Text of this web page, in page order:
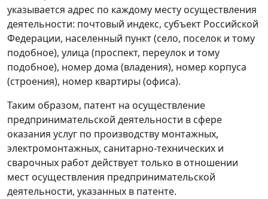
указывается адрес по каждому месту осуществления
деятельности: почтовый индекс, субъект Российской
Федерации, населенный пункт (село, поселок и тому
подобное), улица (проспект, переулок и тому
подобное), номер дома (владения), номер корпуса
(строения), номер квартиры (офиса).
Таким образом, патент на осуществление
предпринимательской деятельности в сфере
оказания услуг по производству монтажных,
электромонтажных, санитарно-технических и
сварочных работ действует только в отношении
мест осуществления предпринимательской
деятельности, указанных в патенте.